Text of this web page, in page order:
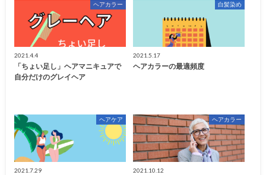
ヘアカラー
2021.4.4
「ちょい足し」ヘアマニキュアで
自分だけのグレイヘア
白髪染め
2021.5.17
ヘアカラーの最適頻度
ヘアケア
2021.7.29
ヘアカラー
2021.10.12